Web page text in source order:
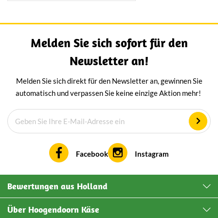
Schmelzkäse.
Melden Sie sich sofort für den
Newsletter an!
Melden Sie sich direkt für den Newsletter an, gewinnen Sie
automatisch und verpassen Sie keine einzige Aktion mehr!
Facebook Instagram
Bewertungen aus Holland
Über Hoogendoorn Käse